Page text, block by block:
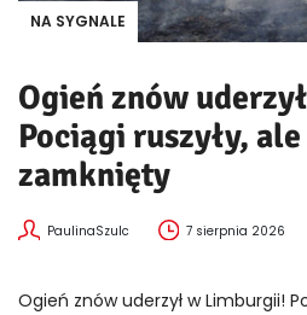
NA SYGNALE
Ogień znów
Pociągi ruszyły,
zamknięty
PaulinaSzulc 7 sierpnia 2026
Ogień znów uderzył w Limburgii!